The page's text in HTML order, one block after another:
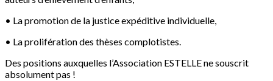
• La promotion de la justice expéditive individuelle,
• La prolifération des thèses complotistes.
Des positions auxquelles l’Association ESTELLE ne souscrit
absolument pas !